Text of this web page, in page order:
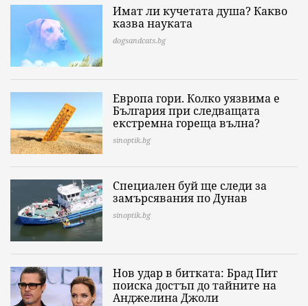
Имат ли кучетата душа? Какво
казва науката
dogsandcats.bg
Европа гори. Колко уязвима е
България при следващата
екстремна гореща вълна?
sinoptik.bg
Специален буй ще следи за
замърсявания по Дунав
sinoptik.bg
Нов удар в битката: Брад Пит
поиска достъп до тайните на
Анджелина Джоли